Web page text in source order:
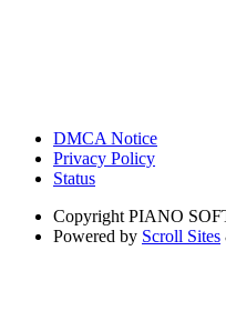
DMCA Notice
Privacy Policy
Status
Copyright PIANO
Powered by Scroll Sites